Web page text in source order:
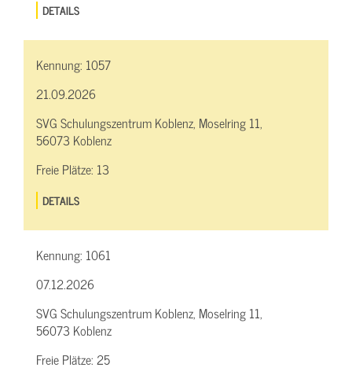
DETAILS
Kennung: 1057
21.09.2026
SVG Schulungszentrum Koblenz, Moselring 11,
56073 Koblenz
Freie Plätze: 13
DETAILS
Kennung: 1061
07.12.2026
SVG Schulungszentrum Koblenz, Moselring 11,
56073 Koblenz
Freie Plätze:25